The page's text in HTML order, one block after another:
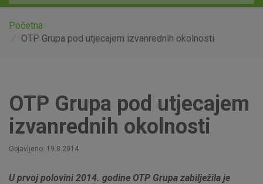
Mala poduzeća i obrtnici
Faktoring
Početna
OTP Grupa pod utjecajem izvanrednih okolnosti
OTP Grupa pod utjecajem
izvanrednih okolnosti
Objavljeno: 19.8.2014
U prvoj polovini 2014. godine OTP Grupa zabilježila je